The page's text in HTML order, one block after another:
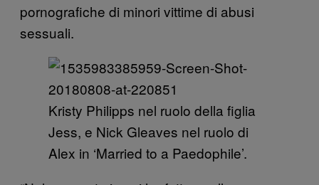
pornografiche di minori vittime di abusi
sessuali.
Kristy Philipps nel ruolo della figlia
Jess, e Nick Gleaves nel ruolo di
Alex in ‘Married to a Paedophile’.